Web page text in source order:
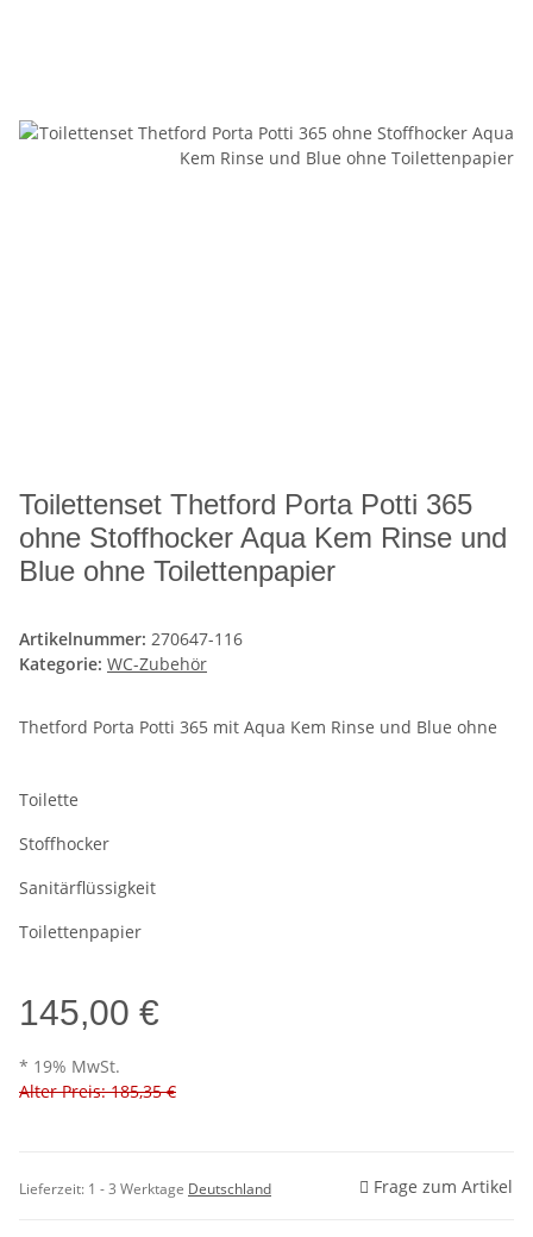
Toilettenset Thetford Porta Potti 365
ohne Stoffhocker Aqua Kem Rinse und
Blue ohne Toilettenpapier
Artikelnummer: 270647-116
Kategorie: WC-Zubehör
Thetford Porta Potti 365 mit Aqua Kem Rinse und Blue ohne
Toilette
Stoffhocker
Sanitärflüssigkeit
Toilettenpapier
145,00 €
* 19% MwSt.
Alter Preis: 185,35 €
Lieferzeit: 1 - 3 Werktage Deutschland Frage zum Artikel